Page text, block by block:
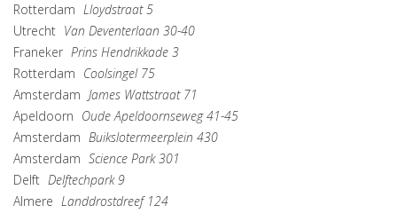
Rotterdam Lloydstraat 5
Utrecht Van Deventerlaan 30-40
Franeker Prins Hendrikkade 3
Rotterdam Coolsingel 75
Amsterdam James Wattstraat 71
Apeldoorn Oude Apeldoornseweg 41-45
Amsterdam Buikslotermeerplein 430
Amsterdam Science Park 301
Delft Delftechpark 9
Almere Landdrostdreef 124